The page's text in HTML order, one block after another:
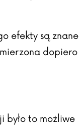
efekty są znane
dopiero
było to możliwe